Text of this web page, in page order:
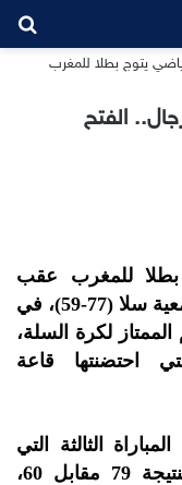
الفتح
بطلا للمغرب عقب
تفوقه، اليوم الأربعاء، على مضيفه جمعية سلا (77-59)، في
الممتاز لكرة السلة،
2023-2024 والتي احتضنتها قاعة
الثالثة التي
احتضنتها قاعة ابن رشد بالرباط، بنتيجة 79 مقابل 60،